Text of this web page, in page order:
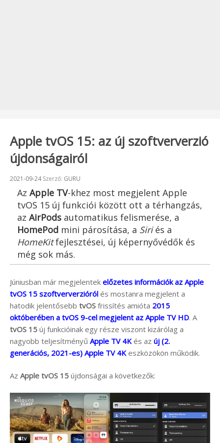
Apple tvOS 15: az új szoftververzió
újdonságairól
Beküldve:
2021-09-24Szerző: GURU
Az Apple TV-khez most megjelent Apple
tvOS 15 új funkciói között ott a térhangzás,
az AirPods automatikus felismerése, a
HomePod mini párosítása, a Siriés a
HomeKitfejlesztései, új képernyővédők és
még sok más.
Júniusban már megjelentek előzetes információk az Apple
tvOS 15 szoftververzióról és mostanra megjelent a
hatodik jelentősebb tvOS frissítés amióta 2015
októberében a tvOS 9-cel megjelent az Apple TV HD. A
tvOS 15 új funkcióinak egy része viszont kizárólag a
nagyobb teljesítményű Apple TV 4Kés az új (2.
generációs, 2021-es) Apple TV 4Keszközökön működik.
Az Apple tvOS 15 újdonságai a következők: